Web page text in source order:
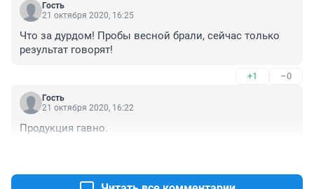
Гость
21 октября 2020, 16:25
Что за дурдом! Пробы весной брали, сейчас только
результат говорят!
+1 –0
Гость
21 октября 2020, 16:22
Продукция гавно.